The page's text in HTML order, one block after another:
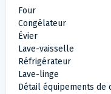
Four
Congélateur
Évier
Lave-vaisselle
Réfrigérateur
Lave-linge
Détail équipements de